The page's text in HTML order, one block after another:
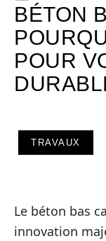
BÉTON
POUR
TRAVAUX
Le béton bas
innovation